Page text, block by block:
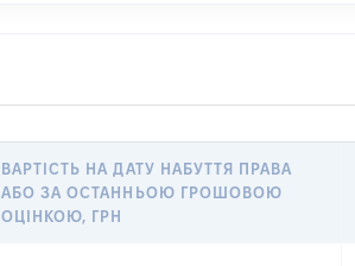
ВАРТІСТЬ НА ДАТУ НАБУТТЯ ПРАВА
АБО ЗА ОСТАННЬОЮ ГРОШОВОЮ
ОЦІНКОЮ, ГРН